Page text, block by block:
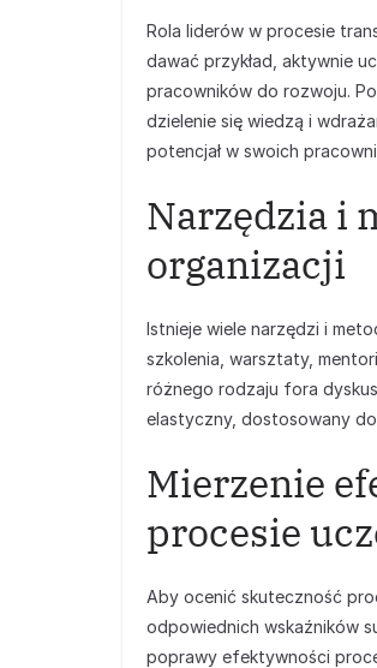
Rola liderów w procesie
dawać przykład, aktywnie
pracowników do rozwoju.
dzielenie się wiedzą i
potencjał w swoich
Narzędzia i
organizacji
Istnieje wiele narzędzi i
szkolenia, warsztaty,
różnego rodzaju fora
elastyczny, dostosowany
Mierzenie
procesie
Aby ocenić skuteczność
odpowiednich wskaźników
poprawy efektywności